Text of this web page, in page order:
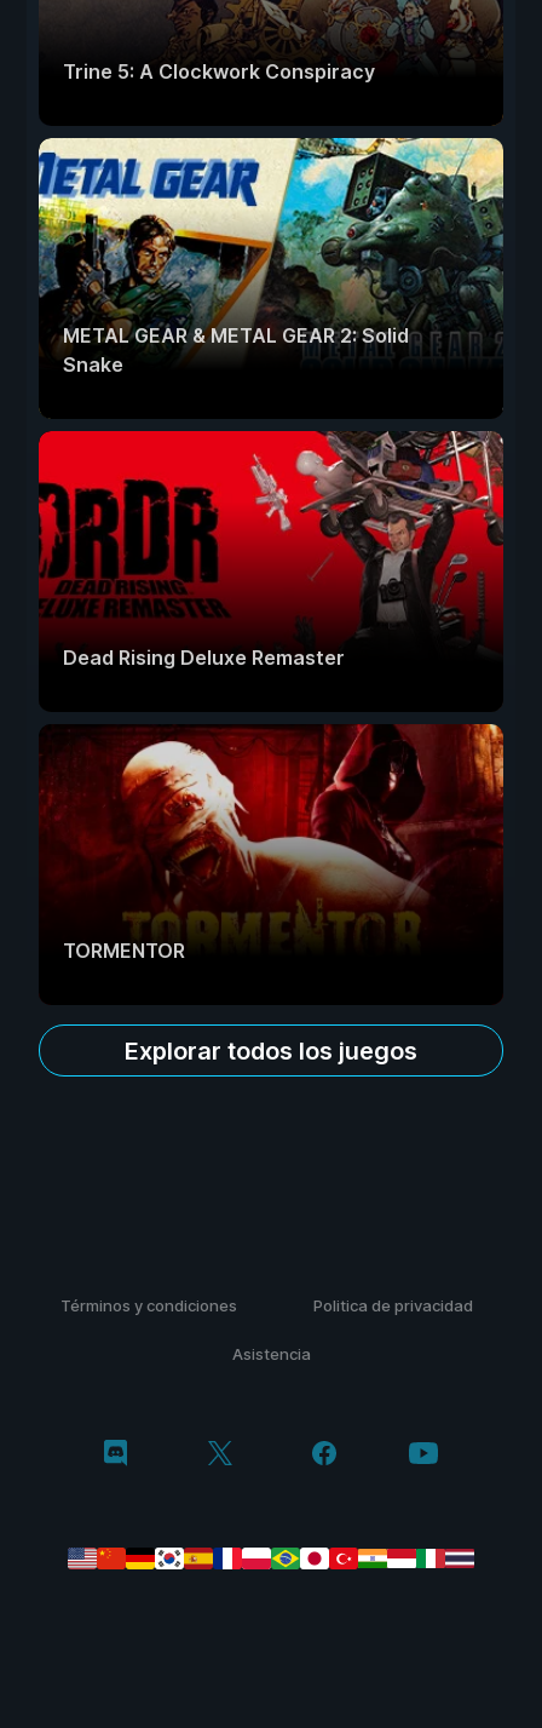
Trine 5: A Clockwork Conspiracy
METAL GEAR & METAL GEAR 2: Solid
Snake
Dead Rising Deluxe Remaster
TORMENTOR
Explorar todos los juegos
Términos y condiciones Politica de privacidad
Asistencia